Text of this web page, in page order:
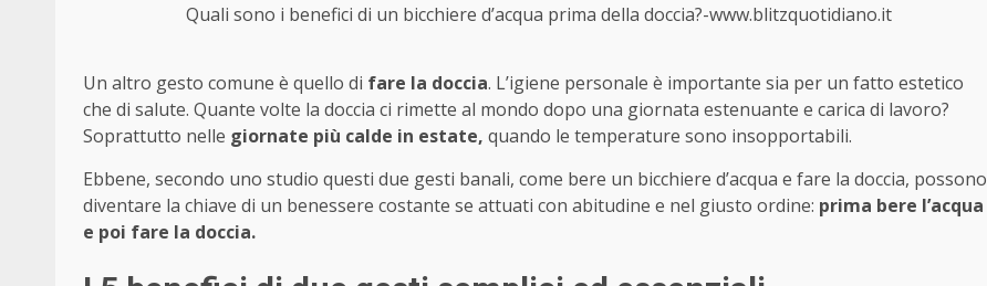
Quali sono i benefici di un bicchiere d’acqua prima della doccia?-www.blitzquotidiano.it
Un altro gesto comune è quello di fare la doccia. L’igiene personale è importante sia per un fatto estetico
che di salute. Quante volte la doccia ci rimette al mondo dopo una giornata estenuante e carica di lavoro?
Soprattutto nelle giornate più calde in estate, quando le temperature sono insopportabili.
Ebbene, secondo uno studio questi due gesti banali, come bere un bicchiere d’acqua e fare la doccia, possono
diventare la chiave di un benessere costante se attuati con abitudine e nel giusto ordine: prima bere l’acqua
e poi fare la doccia.